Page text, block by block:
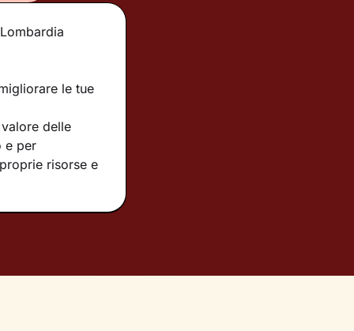
le tue
delle
e per
risorse e